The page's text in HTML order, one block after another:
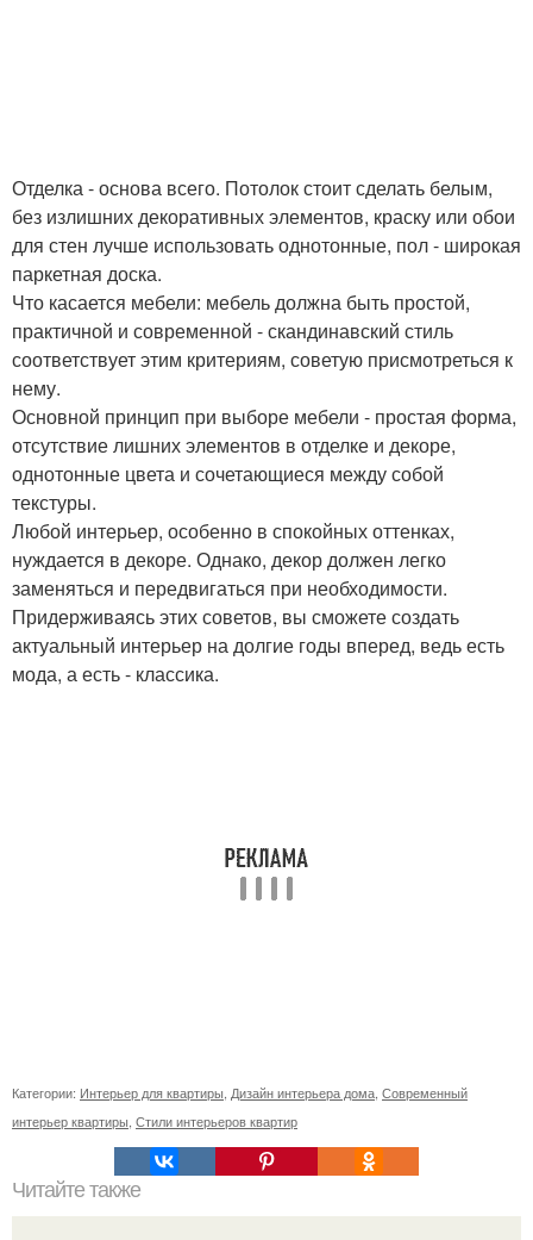
Отделка - основа всего. Потолок стоит сделать белым,
без излишних декоративных элементов, краску или обои
для стен лучше использовать однотонные, пол - широкая
паркетная доска.
Что касается мебели: мебель должна быть простой,
практичной и современной - скандинавский стиль
соответствует этим критериям, советую присмотреться к
нему.
Основной принцип при выборе мебели - простая форма,
отсутствие лишних элементов в отделке и декоре,
однотонные цвета и сочетающиеся между собой
текстуры.
Любой интерьер, особенно в спокойных оттенках,
нуждается в декоре. Однако, декор должен легко
заменяться и передвигаться при необходимости.
Придерживаясь этих советов, вы сможете создать
актуальный интерьер на долгие годы вперед, ведь есть
мода, а есть - классика.
Категории: Интерьер для квартиры, Дизайн интерьера дома, Современный
интерьер квартиры, Стили интерьеров квартир
Читайте также